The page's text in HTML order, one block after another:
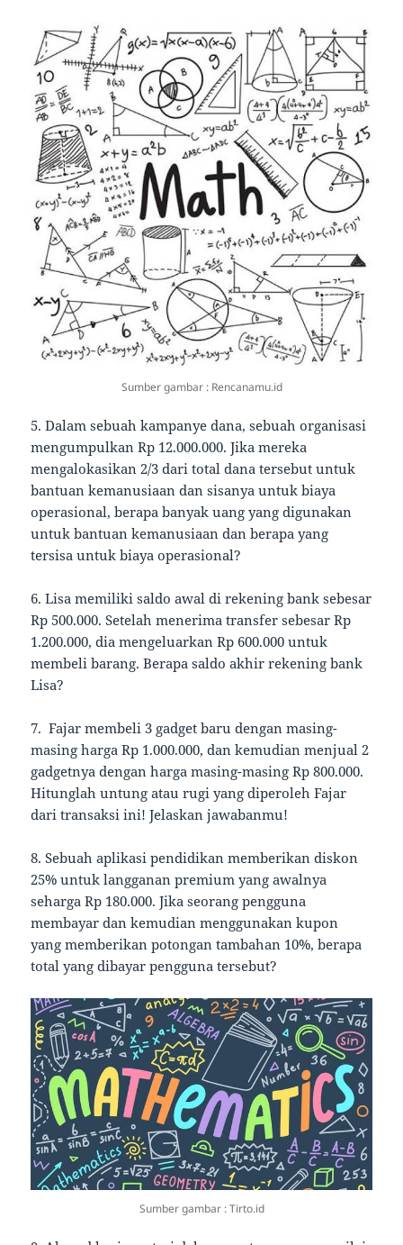
Sumber gambar : Rencanamu.id
5. Dalam sebuah kampanye dana, sebuah organisasi
mengumpulkan Rp 12.000.000. Jika mereka
mengalokasikan 2/3 dari total dana tersebut untuk
bantuan kemanusiaan dan sisanya untuk biaya
operasional, berapa banyak uang yang digunakan
untuk bantuan kemanusiaan dan berapa yang
tersisa untuk biaya operasional?
6. Lisa memiliki saldo awal di rekening bank sebesar
Rp 500.000. Setelah menerima transfer sebesar Rp
1.200.000, dia mengeluarkan Rp 600.000 untuk
membeli barang. Berapa saldo akhir rekening bank
Lisa?
7. Fajar membeli 3 gadget baru dengan masing-
masing harga Rp 1.000.000, dan kemudian menjual 2
gadgetnya dengan harga masing-masing Rp 800.000.
Hitunglah untung atau rugi yang diperoleh Fajar
dari transaksi ini! Jelaskan jawabanmu!
8. Sebuah aplikasi pendidikan memberikan diskon
25% untuk langganan premium yang awalnya
seharga Rp 180.000. Jika seorang pengguna
membayar dan kemudian menggunakan kupon
yang memberikan potongan tambahan 10%, berapa
total yang dibayar pengguna tersebut?
Sumber gambar : Tirto.id